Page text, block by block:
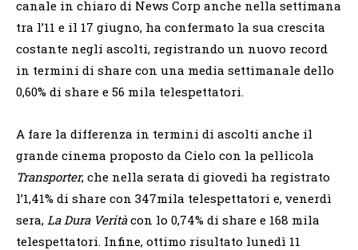
canale in chiaro di News Corp anche nella settimana
tra l’11 e il 17 giugno, ha confermato la sua crescita
costante negli ascolti, registrando un nuovo record
in termini di share con una media settimanale dello
0,60% di share e 56 mila telespettatori.
A fare la differenza in termini di ascolti anche il
grande cinema proposto da Cielo con la pellicola
Transporter, che nella serata di giovedì ha registrato
l’1,41% di share con 347mila telespettatori e, venerdì
sera, La Dura Veritàcon lo 0,74% di share e 168 mila
telespettatori. Infine, ottimo risultato lunedì 11